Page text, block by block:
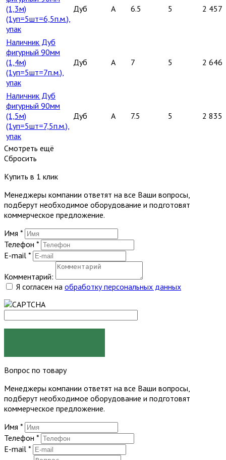
(1,3м)
(1уп=5шт=6,5п.м.),
упак
Дуб A 6.5 5 2 457
Наличник Дуб
фигурный 90мм
(1,4м)
(1уп=5шт=7п.м.),
упак
Дуб A 7 5 2 646
Наличник Дуб
фигурный 90мм
(1,5м)
(1уп=5шт=7,5п.м.),
упак
Дуб A 7.5 5 2 835
Смотреть ещё
Сбросить
Купить в 1 клик
Менеджеры компании ответят на все Ваши вопросы,
подберут необходимое оборудование и подготовят
коммерческое предложение.
Имя *
Телефон *
E-mail *
Комментарий:
Я согласен на обработку персональных данных
Вопрос по товару
Менеджеры компании ответят на все Ваши вопросы,
подберут необходимое оборудование и подготовят
коммерческое предложение.
Имя *
Телефон *
E-mail *